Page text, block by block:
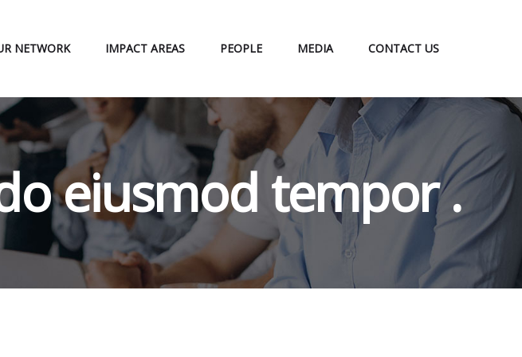
NETWORK IMPACT AREAS PEOPLE MEDIA CONTACT US
eiusmod tempor .